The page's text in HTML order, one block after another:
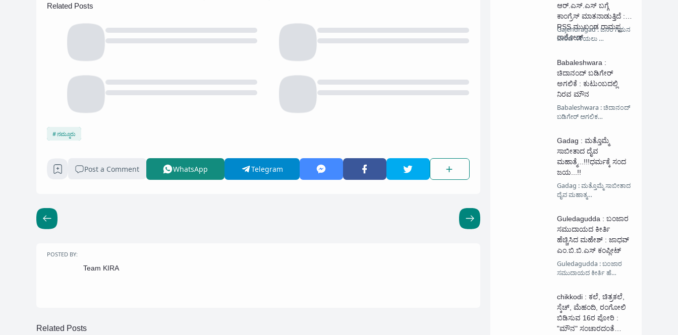
Related Posts
ನಮ್ಮೂರು
Post a Comment WhatsApp Telegram
POSTED BY:
Team KIRA
Related Posts
ಆರ್.ಎಸ್.ಎಸ್ ಬಗ್ಗೆ
ಕಾಂಗ್ರೆಸ್ ಮಾತನಾಡುತ್ತಿದೆ :
RSS ಮುಖಂಡ ರಾಮಪ್ಪ
ರಾಠೋಡ್
Gajendragad : ಜನರ ಗಮನ
ಬೇರೆಡೆ ಸೆಳೆಯಲು …
Babaleshwara :
ಚಿದಾನಂದ್ ಬಡಿಗೇರ್
ಅಗಲಿಕೆ : ಕುಟುಂಬದಲ್ಲಿ
ನಿರವ ಮೌನ
Babaleshwara : ಚಿದಾನಂದ್
ಬಡಿಗೇರ್ ಅಗಲಿಕ…
Gadag : ಮತ್ತೊಮ್ಮೆ‌
ಸಾಬೀತಾದ ದೈವ
ಮಹಾತ್ಮೆ...!!!ಧರ್ಮಕ್ಕೆ ಸಂದ
ಜಯ...!!
Gadag : ಮತ್ತೊಮ್ಮೆ‌ ಸಾಬೀತಾದ
ದೈವ ಮಹಾತ್ಮ…
Guledagudda : ಬಂಜಾರ
ಸಮುದಾಯದ ಕೀರ್ತಿ
ಹೆಚ್ಚಿಸಿದ ಮಹೇಶ್ : ಜಾಧವ್
ಎಂ.ಬಿ.ಬಿ.ಎಸ್ ಕಂಪ್ಲೀಟ್
Guledagudda : ಬಂಜಾರ
ಸಮುದಾಯದ ಕೀರ್ತಿ ಹೆ…
chikkodi : ಕಲೆ, ಚಿತ್ರಕಲೆ,
ಸ್ಕೆಚ್, ಮೆಹಂದಿ, ರಂಗೋಲಿ
ಬಿಡಿಸುವ 16ರ ಪೋರಿ :
"ಮೌನ" ಸಂಚಾರದಂತೆ